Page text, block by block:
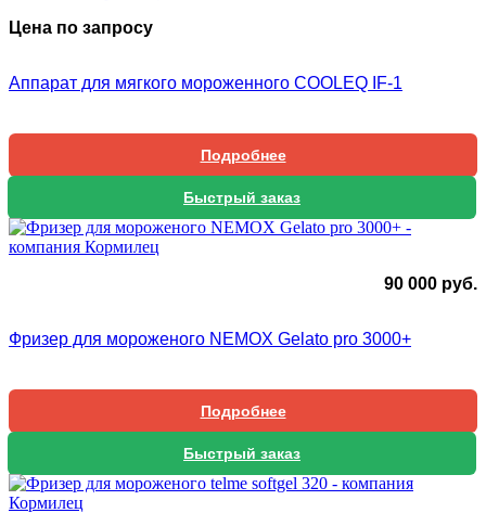
Цена по запросу
Аппарат для мягкого мороженного COOLEQ IF-1
Подробнее
Быстрый заказ
90 000 руб.
Фризер для мороженого NEMOX Gelato pro 3000+
Подробнее
Быстрый заказ